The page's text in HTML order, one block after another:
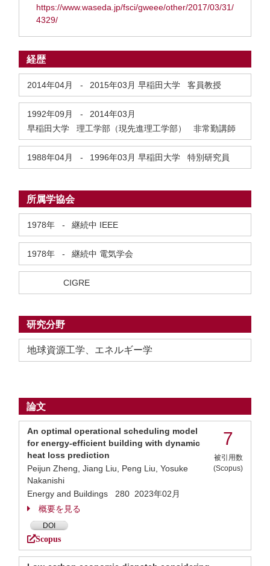
https://www.waseda.jp/fsci/gweee/other/2017/03/31/
4329/
経歴
2014年04月 - 2015年03月 早稲田大学 客員教授
1992年09月 -
2014年03月
早稲田大学 理工学部（現先進理工学部） 非常勤講師
1988年04月 - 1996年03月 早稲田大学 特別研究員
所属学協会
1978年 - 継続中 IEEE
1978年 - 継続中 電気学会
CIGRE
研究分野
地球資源工学、エネルギー学
論文
An optimal operational scheduling model
for energy-efficient building with dynamic
heat loss prediction
Peijun Zheng, Jiang Liu, Peng Liu, Yosuke
Nakanishi
Energy and Buildings 280 2023年02月
概要を見る
DOI
Scopus
7
被引用数
(Scopus)